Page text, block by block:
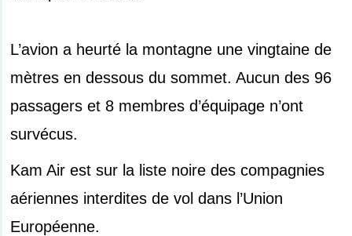
L’avion a heurté la montagne une vingtaine de
mètres en dessous du sommet. Aucun des 96
passagers et 8 membres d’équipage n’ont
survécus.
Kam Air est sur la liste noire des compagnies
aériennes interdites de vol dans l’Union
Européenne.